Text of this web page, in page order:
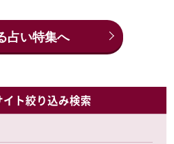
占い特集へ
ト絞り込み検索